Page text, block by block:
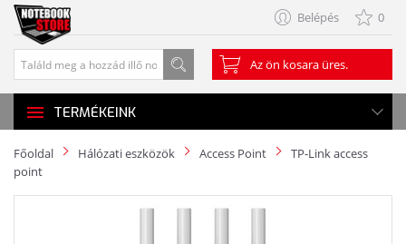
Belépés 0
Az ön kosara üres.
TERMÉKEINK
Főoldal Hálózati eszközök Access Point
TP-Link access
point